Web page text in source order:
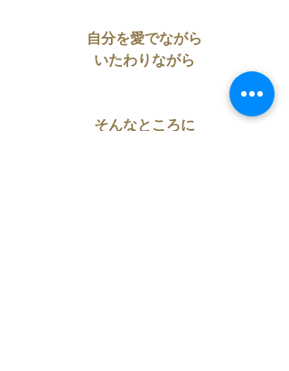
自分を愛でながら
いたわりながら
そんなところに